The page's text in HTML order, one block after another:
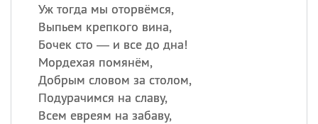
Уж тогда мы оторвёмся,
Выпьем крепкого вина,
Бочек сто — и все до дна!
Мордехая помянём,
Добрым словом за столом,
Подурачимся на славу,
Всем евреям на забаву,